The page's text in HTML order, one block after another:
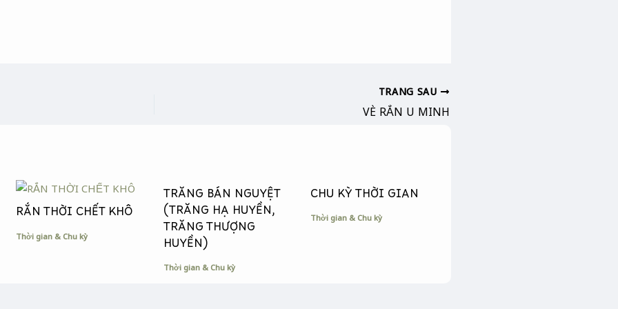
TRANG SAU
VÈ RẮN U MINH
RẮN THỜI CHẾT KHÔ
Thời gian & Chu kỳ
TRĂNG BÁN NGUYỆT
(TRĂNG HẠ HUYỀN,
TRĂNG THƯỢNG
HUYỀN)
Thời gian & Chu kỳ
CHU KỲ THỜI GIAN
Thời gian & Chu kỳ